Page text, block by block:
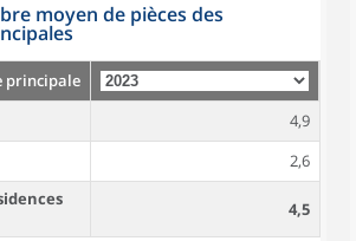
moyen de pièces des
principale
4,9
2,6
4,5